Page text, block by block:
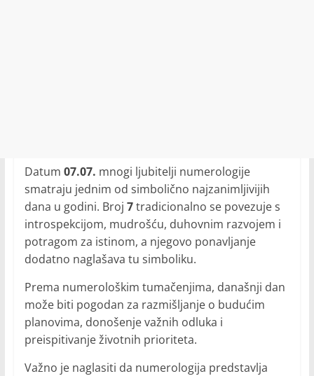
Datum 07.07. mnogi ljubitelji numerologije
smatraju jednim od simbolično najzanimljivijih
dana u godini. Broj 7tradicionalno se povezuje s
introspekcijom, mudrošću, duhovnim razvojem i
potragom za istinom, a njegovo ponavljanje
dodatno naglašava tu simboliku.
Prema numerološkim tumačenjima, današnji dan
može biti pogodan za razmišljanje o budućim
planovima, donošenje važnih odluka i
preispitivanje životnih prioriteta.
Važno je naglasiti da numerologija predstavlja